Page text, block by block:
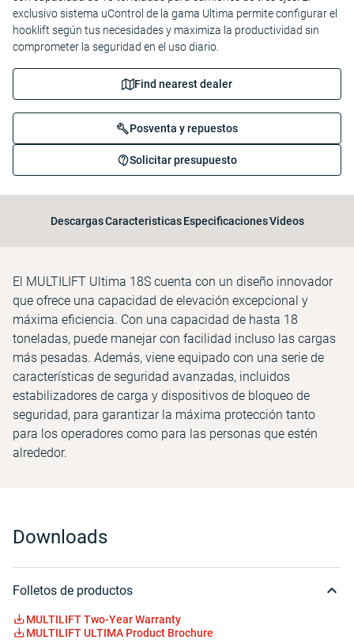
exclusivo sistema uControl de la gama Ultima permite configurar el
hooklift según tus necesidades y maximiza la productividad sin
comprometer la seguridad en el uso diario.
Find nearest dealer
Posventa y repuestos
Solicitar presupuesto
DescargasCaracteristicas EspecificacionesVideos
El MULTILIFT Ultima 18S cuenta con un diseño innovador
que ofrece una capacidad de elevación excepcional y
máxima eficiencia. Con una capacidad de hasta 18
toneladas, puede manejar con facilidad incluso las cargas
más pesadas. Además, viene equipado con una serie de
características de seguridad avanzadas, incluidos
estabilizadores de carga y dispositivos de bloqueo de
seguridad, para garantizar la máxima protección tanto
para los operadores como para las personas que estén
alrededor.
Downloads
Folletos de productos
MULTILIFT Two-Year Warranty
MULTILIFT ULTIMA Product Brochure